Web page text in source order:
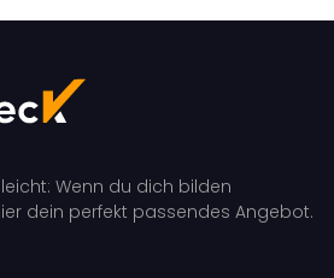
Wenn du dich bilden
dein perfekt passendes Angebot.